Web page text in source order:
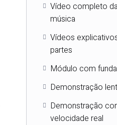
Vídeo completo
música
Vídeos
partes
Módulo com
Demonstração
Demonstração
velocidade real